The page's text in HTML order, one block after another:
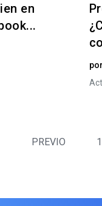
en
por
PREVIO 1